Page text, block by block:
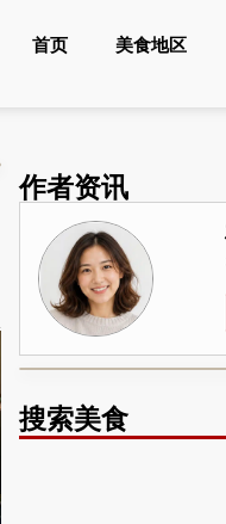
首页 美食地区
作者资讯
搜索美食